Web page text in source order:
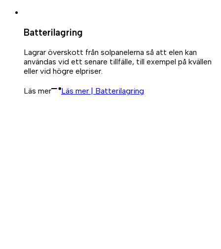
Batterilagring
Lagrar överskott från solpanelerna så att elen kan
användas vid ett senare tillfälle, till exempel på kvällen
eller vid högre elpriser.
Läs mer Läs mer | Batterilagring